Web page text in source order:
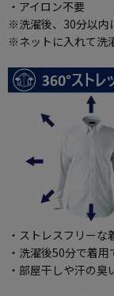
・アイロン不要
※洗濯後、30分以内
※ネットに入れて洗
・ストレスフリー
・洗濯後50分で着
・部屋干しや汗の